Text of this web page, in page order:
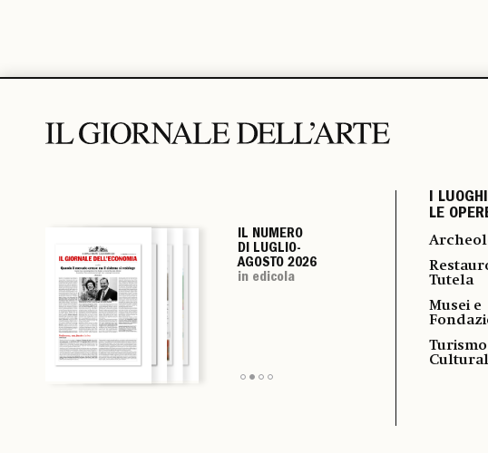
IL NUMERO
DI LUGLIO-
AGOSTO 2026
in edicola
IL NUMERO
DI LUGLIO-
AGOSTO 2026
in edicola
IL NUMERO
DI LUGLIO-
AGOSTO 2026
in edicola
IL NUMERO
DI LUGLIO-
AGOSTO 2026
in edicola
I
LE
Tutela
Musei e
Turismo